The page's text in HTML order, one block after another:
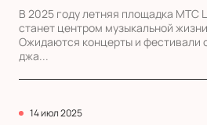
В 2025 году летняя площадка МТС
станет центром музыкальной
Ожидаются концерты и фестивали
джа...
14 июл 2025